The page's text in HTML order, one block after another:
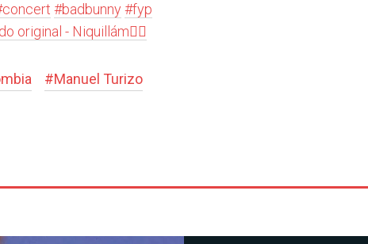
#badbunny #fyp
original - Niquillám✌🏼
#Manuel Turizo